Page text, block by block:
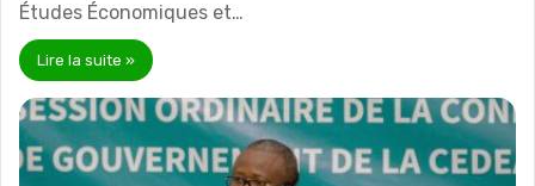
Études Économiques et…
Lire la suite »